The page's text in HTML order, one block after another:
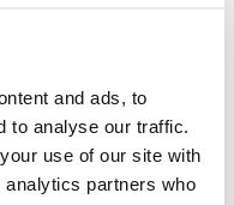
and ads, to
to analyse our traffic.
use of our site with
partners who
und ehemalige
Galeristen, Kuratoren und
der mit seinem
auf bereits vier Jahre
zurückblicken kann.
der Stadt Frankfurt am
ist derzeit mit acht